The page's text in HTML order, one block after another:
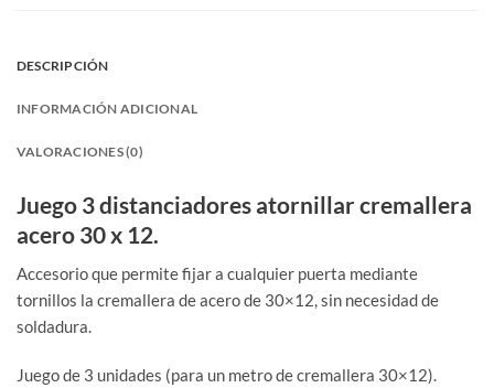
DESCRIPCIÓN
INFORMACIÓN ADICIONAL
VALORACIONES (0)
Juego 3 distanciadores atornillar cremallera
acero 30 x 12.
Accesorio que permite fijar a cualquier puerta mediante
tornillos la cremallera de acero de 30×12, sin necesidad de
soldadura.
Juego de 3 unidades (para un metro de cremallera 30×12).